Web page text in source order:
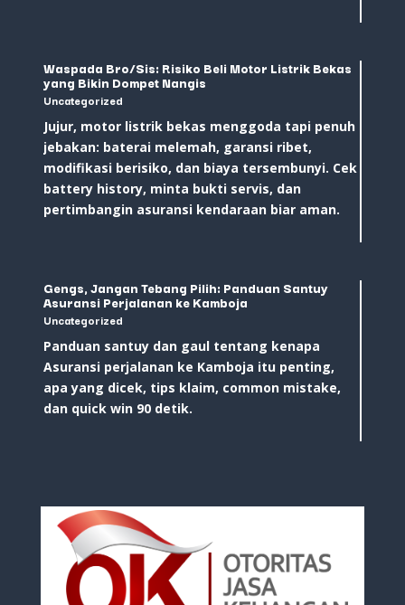
Waspada Bro/Sis: Risiko Beli Motor Listrik Bekas
yang Bikin Dompet Nangis
Uncategorized
Jujur, motor listrik bekas menggoda tapi penuh
jebakan: baterai melemah, garansi ribet,
modifikasi berisiko, dan biaya tersembunyi. Cek
battery history, minta bukti servis, dan
pertimbangin asuransi kendaraan biar aman.
Gengs, Jangan Tebang Pilih: Panduan Santuy
Asuransi Perjalanan ke Kamboja
Uncategorized
Panduan santuy dan gaul tentang kenapa
Asuransi perjalanan ke Kamboja itu penting,
apa yang dicek, tips klaim, common mistake,
dan quick win 90 detik.